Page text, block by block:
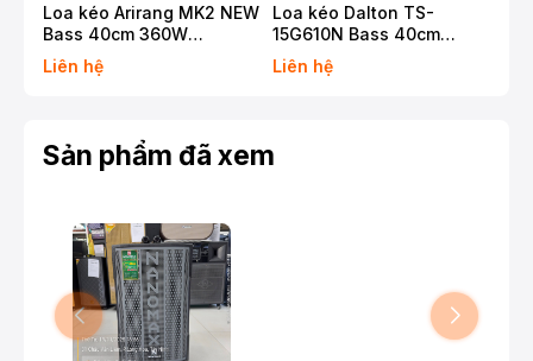
Loa kéo Arirang MK2 NEW
Bass 40cm 360W
Karaoke Bluetooth
Liên hệ
Loa kéo Dalton TS-
15G610N Bass 40cm
650W Karaoke Bluetooth
Liên hệ
Sản phẩm đã xem